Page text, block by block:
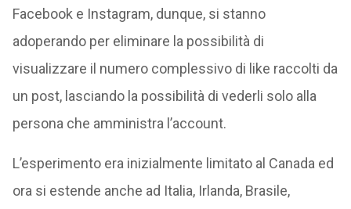
Facebook e Instagram, dunque, si stanno
adoperando per eliminare la possibilità di
visualizzare il numero complessivo di like raccolti da
un post, lasciando la possibilità di vederli solo alla
persona che amministra l’account.
L’esperimento era inizialmente limitato al Canada ed
ora si estende anche ad Italia, Irlanda, Brasile,